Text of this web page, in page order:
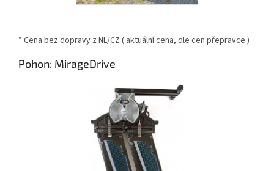
* Cena bez dopravy z NL/CZ ( aktuální cena, dle cen přepravce )
Pohon: MirageDrive